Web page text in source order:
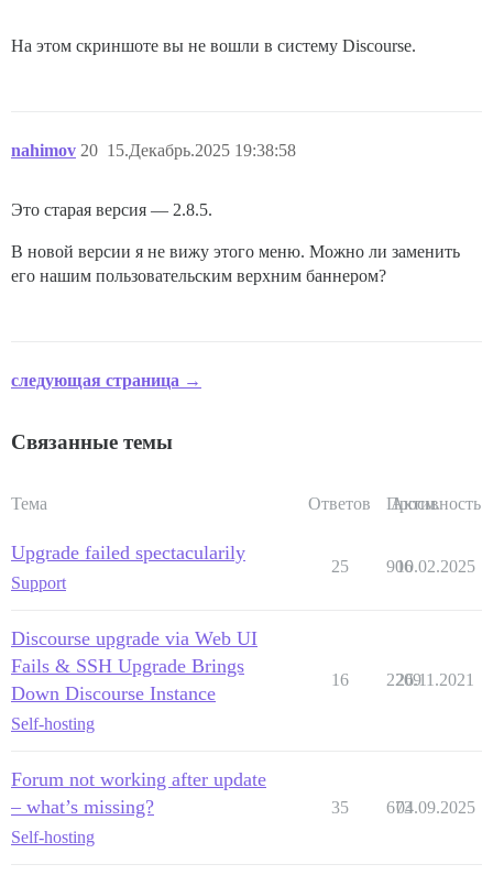
На этом скриншоте вы не вошли в систему Discourse.
nahimov 15.Декабрь.2025 19:38:58
20
Это старая версия — 2.8.5.
В новой версии я не вижу этого меню. Можно ли заменить
его нашим пользовательским верхним баннером?
следующая страница →
Связанные темы
Тема Ответов Просм.
Активность
Upgrade failed spectacularily
Support
25 906
10.02.2025
Discourse upgrade via Web UI
Fails & SSH Upgrade Brings
Down Discourse Instance
Self-hosting
16 2209
26.11.2021
Forum not working after update
– what’s missing?
Self-hosting
35 673
04.09.2025